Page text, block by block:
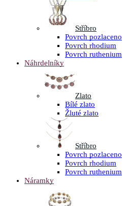
Stříbro
Povrch pozlaceno
Povrch rhodium
Povrch ruthenium
Náhrdelníky
Zlato
Bílé zlato
Žluté zlato
Stříbro
Povrch pozlaceno
Povrch rhodium
Povrch ruthenium
Náramky